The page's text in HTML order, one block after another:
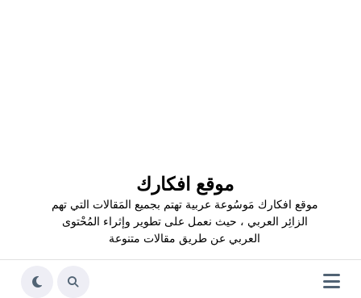
موقع افكارك
موقع افكارك مَوسُوعة عربية تهتم بجميع المَقالات التي تهم
الزائِر العربي ، حيث نعمل على تطوير وإثراء المُحْتوى
العربي عن طريق مقالات متنوعة